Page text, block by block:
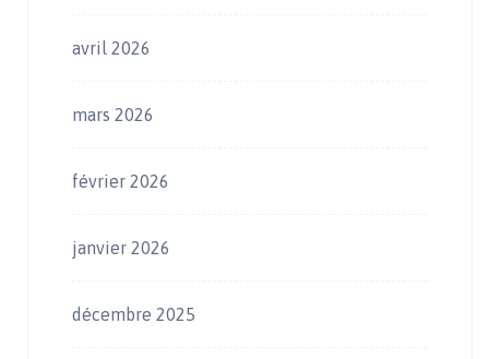
avril 2026
mars 2026
février 2026
janvier 2026
décembre 2025